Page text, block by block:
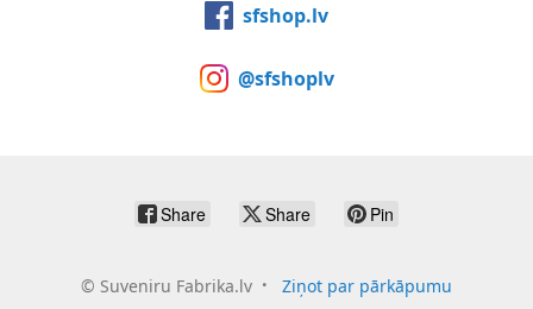
sfshop.lv
@sfshoplv
Share Share Pin
© Suveniru Fabrika.lv Ziņot par pārkāpumu